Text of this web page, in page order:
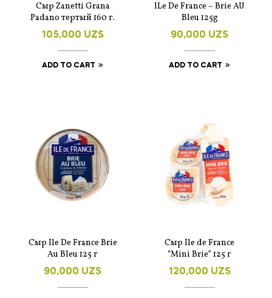
Cыр Zanetti Grana
Padano тертый 160 г.
105,000 UZS
ADD TO CART
lLe De France – Brie AU
Bleu 125g
90,000 UZS
ADD TO CART
Сыр Ile De France Brie
Au Bleu 125 г
90,000 UZS
Сыр Ile de France
“Mini Brie” 125 г
120,000 UZS